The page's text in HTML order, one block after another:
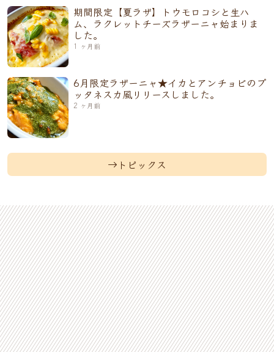
期間限定【夏ラザ】トウモロコシと生ハ
ム、ラクレットチーズラザーニャ始まりま
した。
1 ヶ月前
6月限定ラザーニャ★イカとアンチョビのプ
ッタネスカ風リリースしました。
2 ヶ月前
トピックス